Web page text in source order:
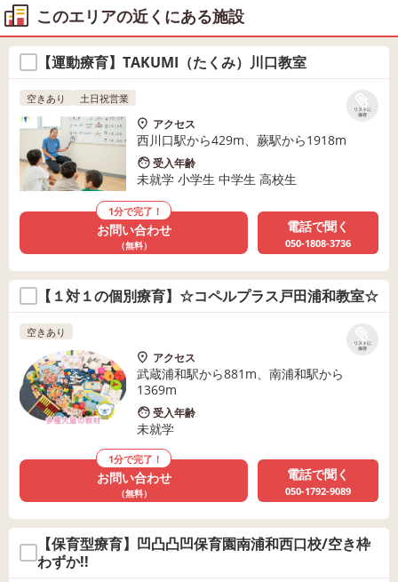
このエリアの近くにある施設
【運動療育】TAKUMI（たくみ）川口教室
リストに
保存
空きあり 土日祝営業
アクセス
西川口駅から429m、蕨駅から1918m
受入年齢
未就学 小学生 中学生 高校生
1分で完了！
お問い合わせ
（無料）
電話で聞く
050-1808-3736
【１対１の個別療育】☆コペルプラス戸田浦和教室☆
リストに
保存
空きあり
アクセス
武蔵浦和駅から881m、南浦和駅から
1369m
受入年齢
未就学
1分で完了！
お問い合わせ
（無料）
電話で聞く
050-1792-9089
【保育型療育】凹凸凸凹保育園南浦和西口校/空き枠
わずか!!